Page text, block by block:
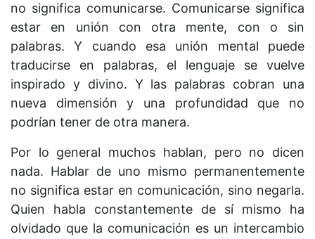
no significa comunicarse. Comunicarse significa
estar en unión con otra mente, con o sin
palabras. Y cuando esa unión mental puede
traducirse en palabras, el lenguaje se vuelve
inspirado y divino. Y las palabras cobran una
nueva dimensión y una profundidad que no
podrían tener de otra manera.
Por lo general muchos hablan, pero no dicen
nada. Hablar de uno mismo permanentemente
no significa estar en comunicación, sino negarla.
Quien habla constantemente de sí mismo ha
olvidado que la comunicación es un intercambio